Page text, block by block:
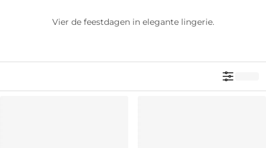
Vier de feestdagen in elegante lingerie.